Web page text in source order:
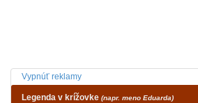
Vypnúť reklamy
Legenda v krížovke (napr. meno Eduarda)